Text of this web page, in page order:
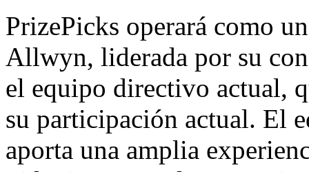
PrizePicks operará como
Allwyn, liderada por su
el equipo directivo actual,
su participación actual. El
aporta una amplia